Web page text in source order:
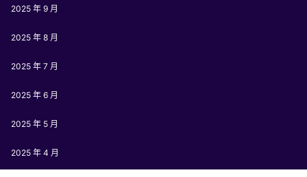
2025 年 9 月
2025 年 8 月
2025 年 7 月
2025 年 6 月
2025 年 5 月
2025 年 4 月